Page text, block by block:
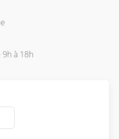
à 18h